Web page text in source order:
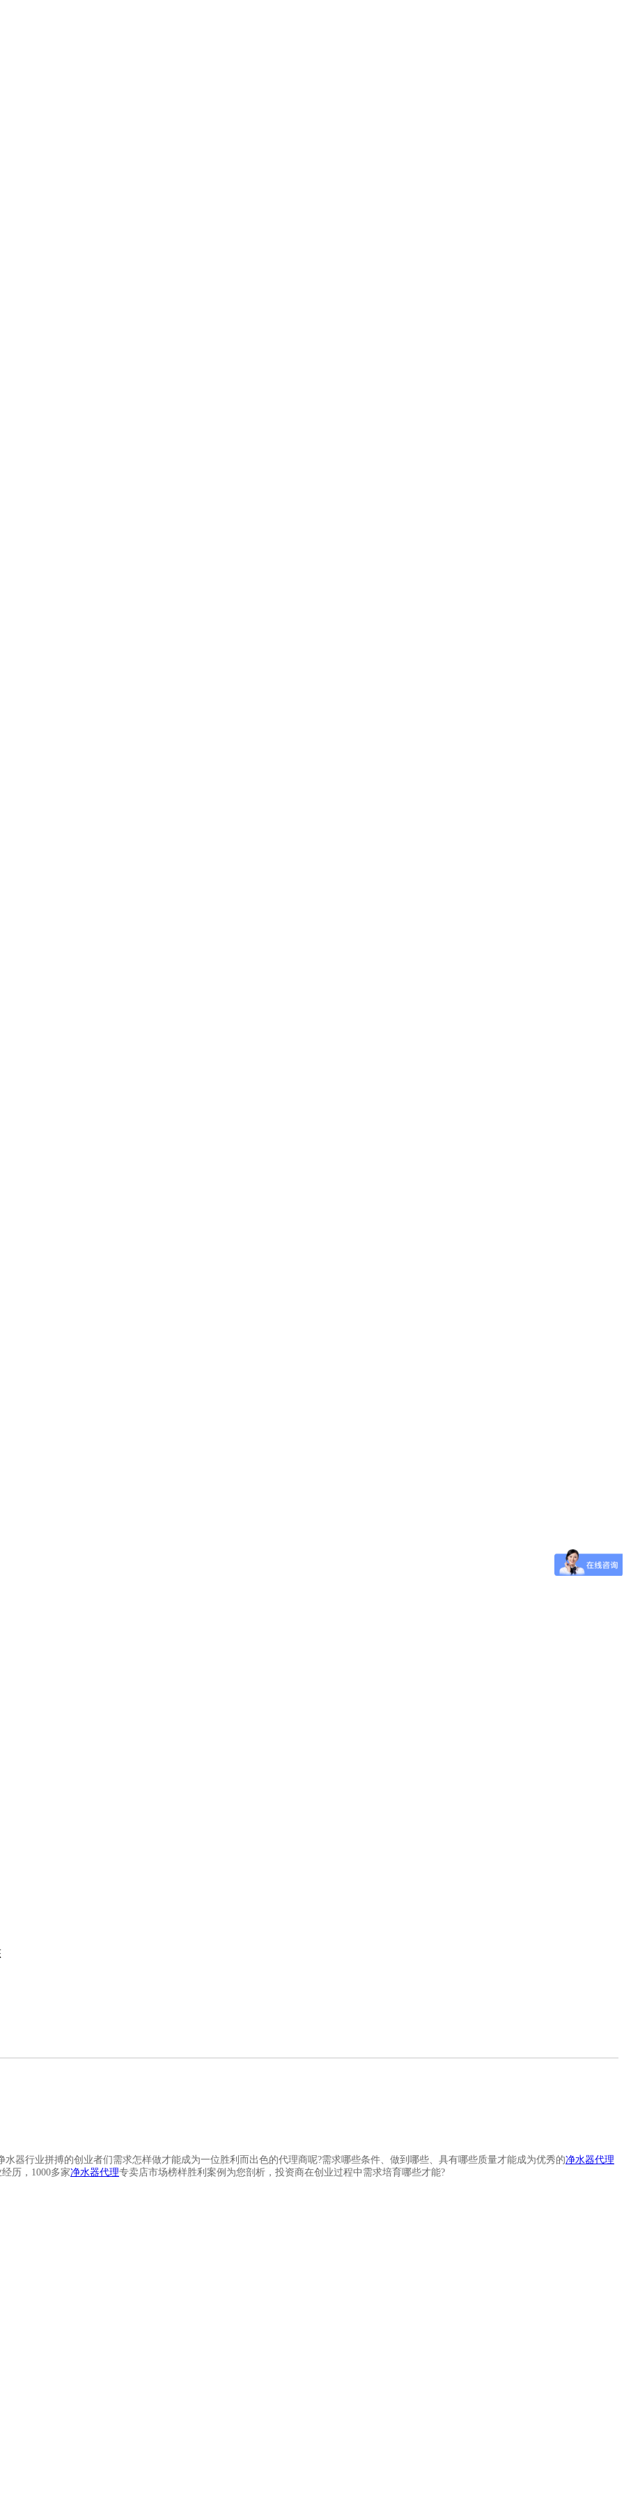
行业拼搏的创业者们需求怎样做才能成为一位胜利而出色的代理商呢?需求哪些条件、做到哪些、具有哪些质量才能成为优秀的净水器代理
历，1000多家净水器代理专卖店市场榜样胜利案例为您剖析，投资商在创业过程中需求培育哪些才能?